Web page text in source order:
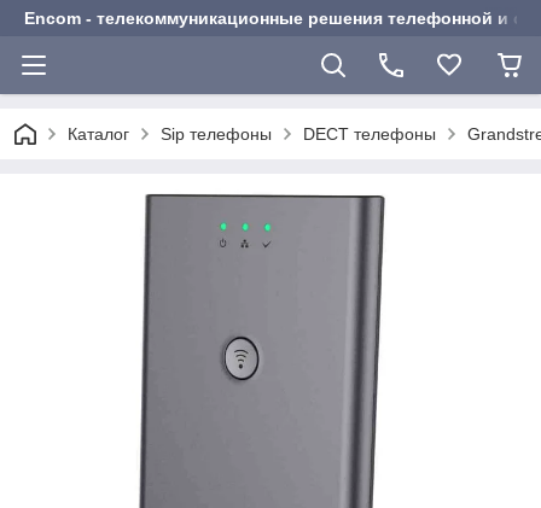
Encom - телекоммуникационные решения телефонной и
Каталог Sip телефоны DECT телефоны